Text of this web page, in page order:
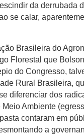
da derrubada
se calar,
Brasileira do
Florestal que
do Congresso,
Rural Brasileira,
diferenciar dos
Ambiente
contaram em
a